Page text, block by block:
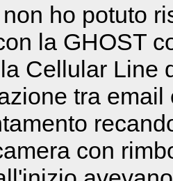
ho potuto
la GHOST
Cellular Line
tra
con